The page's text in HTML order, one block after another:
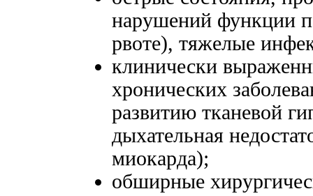
нарушений функции
рвоте), тяжелые
клинически
хронических
развитию тканевой
дыхательная
миокарда);
обширные